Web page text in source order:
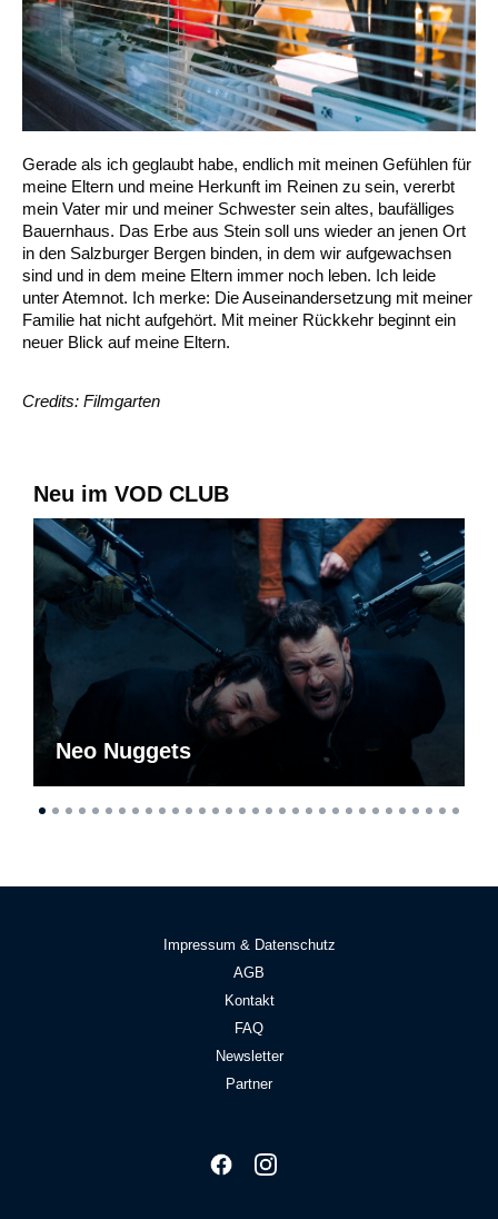
Gerade als ich geglaubt habe, endlich mit meinen Gefühlen für
meine Eltern und meine Herkunft im Reinen zu sein, vererbt
mein Vater mir und meiner Schwester sein altes, baufälliges
Bauernhaus. Das Erbe aus Stein soll uns wieder an jenen Ort
in den Salzburger Bergen binden, in dem wir aufgewachsen
sind und in dem meine Eltern immer noch leben. Ich leide
unter Atemnot. Ich merke: Die Auseinandersetzung mit meiner
Familie hat nicht aufgehört. Mit meiner Rückkehr beginnt ein
neuer Blick auf meine Eltern.
Credits: Filmgarten
Neu im VOD CLUB
Neo Nuggets
Impressum & Datenschutz
AGB
Kontakt
FAQ
Newsletter
Partner